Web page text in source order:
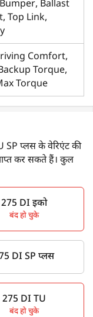
Ballast
Top Link,
Comfort,
Torque,
Torque
SP प्लस के वेरिएंट की
कर सकते हैं। कुल
275 DI इको
बंद हो चुके
DI SP प्लस
275 DI TU
बंद हो चुके